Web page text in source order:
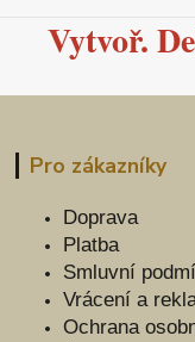
Vytvoř.
Pro zákazníky
Doprava
Platba
Smluvní
Vrácení a
Ochrana